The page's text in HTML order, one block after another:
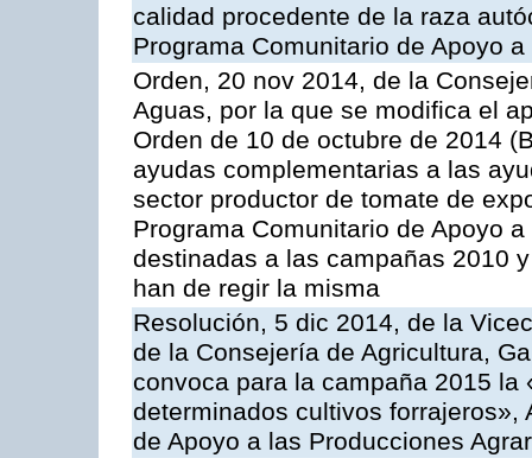
calidad procedente de la raza
Programa Comunitario de Apoyo
Orden, 20 nov 2014, de la
Aguas, por la que se modifica el
Orden de 10 de octubre de 2014
ayudas complementarias a las
sector productor de tomate de
Programa Comunitario de Apoyo
destinadas a las campañas 2010
han de regir la misma
Resolución, 5 dic 2014, de la
de la Consejería de Agricultura,
convoca para la campaña 2015 la
determinados cultivos forrajeros»,
de Apoyo a las Producciones